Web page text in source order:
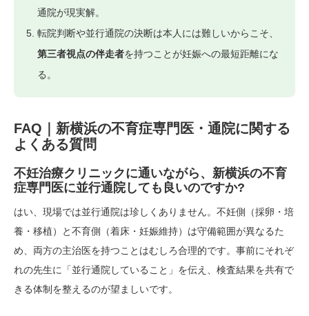
通院が現実解。
転院判断や並行通院の決断は本人には難しいからこそ、
第三者視点の伴走者を持つことが妊娠への最短距離にな
る。
FAQ｜新横浜の不育症専門医・通院に関する
よくある質問
不妊治療クリニックに通いながら、新横浜の不育
症専門医に並行通院しても良いのですか?
はい、現場では並行通院は珍しくありません。不妊側（採卵・培
養・移植）と不育側（着床・妊娠維持）は守備範囲が異なるた
め、両方の主治医を持つことはむしろ合理的です。事前にそれぞ
れの先生に「並行通院していること」を伝え、検査結果を共有で
きる体制を整えるのが望ましいです。